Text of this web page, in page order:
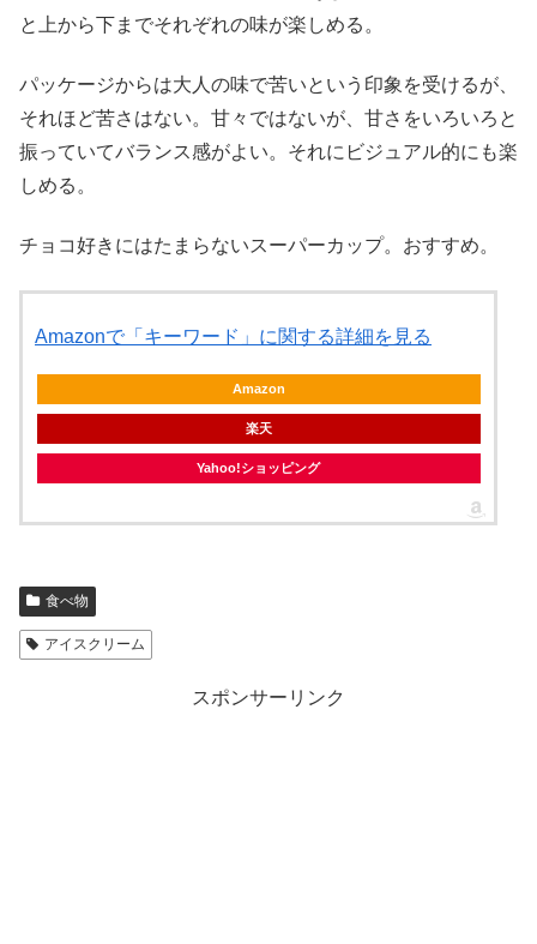
と上から下までそれぞれの味が楽しめる。
パッケージからは大人の味で苦いという印象を受けるが、
それほど苦さはない。甘々ではないが、甘さをいろいろと
振っていてバランス感がよい。それにビジュアル的にも楽
しめる。
チョコ好きにはたまらないスーパーカップ。おすすめ。
Amazonで「キーワード」に関する詳細を見る
Amazon
楽天
Yahoo!ショッピング
食べ物
アイスクリーム
スポンサーリンク